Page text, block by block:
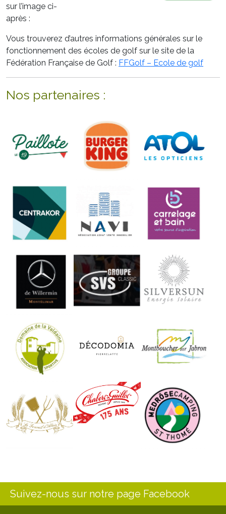
sur l’image ci-
après :
Vous trouverez d’autres informations générales sur le
fonctionnement des écoles de golf sur le site de la
Fédération Française de Golf : FFGolf – Ecole de golf
Nos partenaires :
Suivez-nous sur notre page Facebook